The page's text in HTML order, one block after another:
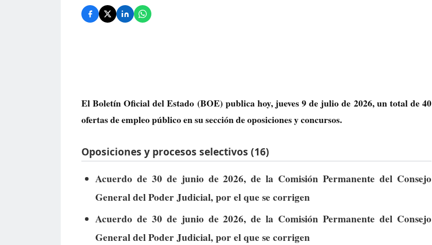
El Boletín Oficial del Estado (BOE) publica hoy, jueves 9 de julio de 2026, un total de40
ofertas de empleo públicoen su sección de oposiciones y concursos.
Oposiciones y procesos selectivos (16)
Acuerdo de 30 de junio de 2026, de la Comisión Permanente del Consejo
General del Poder Judicial, por el que se corrigen
Acuerdo de 30 de junio de 2026, de la Comisión Permanente del Consejo
General del Poder Judicial, por el que se corrigen